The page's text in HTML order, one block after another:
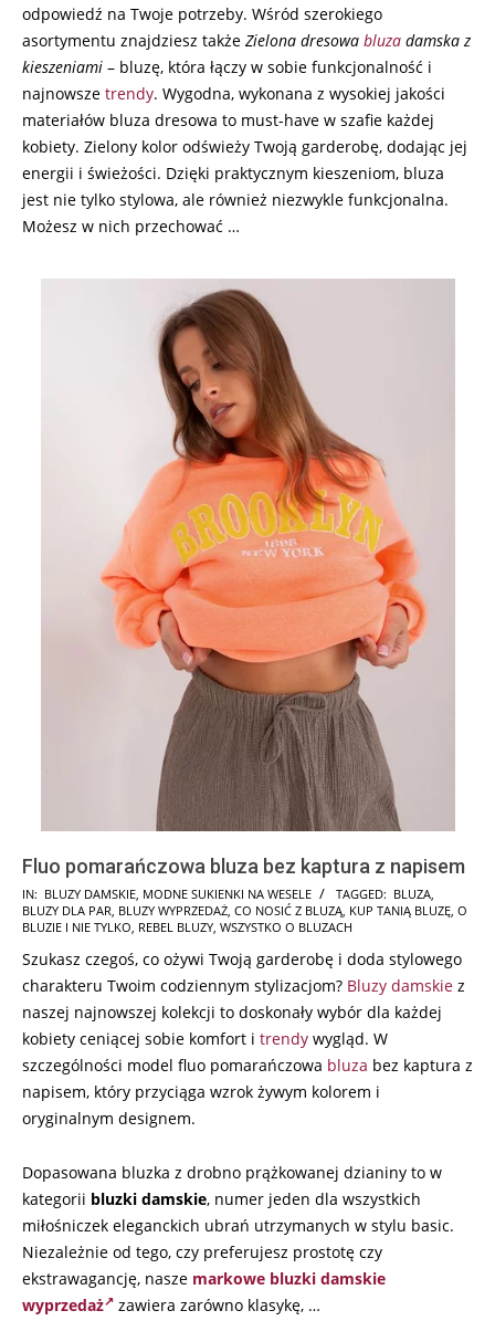
odpowiedź na Twoje potrzeby. Wśród szerokiego
asortymentu znajdziesz także Zielona dresowa bluza damska z
kieszeniami – bluzę, która łączy w sobie funkcjonalność i
najnowsze trendy. Wygodna, wykonana z wysokiej jakości
materiałów bluza dresowa to must-have w szafie każdej
kobiety. Zielony kolor odświeży Twoją garderobę, dodając jej
energii i świeżości. Dzięki praktycznym kieszeniom, bluza
jest nie tylko stylowa, ale również niezwykle funkcjonalna.
Możesz w nich przechować …
Fluo pomarańczowa bluza bez kaptura z napisem
2024-
07-
IN: BLUZY DAMSKIE MODNE SUKIENKI NA WESELE TAGGED: BLUZA
BLUZY DLA PAR BLUZY WYPRZEDAŻ CO NOSIĆ Z BLUZĄ KUP TANIĄ BLUZĘ O
BLUZIE I NIE TYLKO REBEL BLUZY WSZYSTKO O BLUZACH
Szukasz czegoś, co ożywi Twoją garderobę i doda stylowego
charakteru Twoim codziennym stylizacjom? Bluzy damskie z
naszej najnowszej kolekcji to doskonały wybór dla każdej
kobiety ceniącej sobie komfort i trendy wygląd. W
szczególności model fluo pomarańczowa bluza bez kaptura z
napisem, który przyciąga wzrok żywym kolorem i
oryginalnym designem.
Dopasowana bluzka z drobno prążkowanej dzianiny to w
kategorii bluzki damskie, numer jeden dla wszystkich
miłośniczek eleganckich ubrań utrzymanych w stylu basic.
Niezależnie od tego, czy preferujesz prostotę czy
ekstrawagancję, nasze markowe bluzki damskie
wyprzedaż
zawiera zarówno klasykę, …